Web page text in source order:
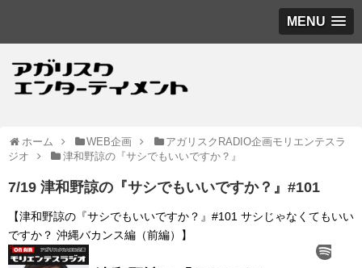
MENU
ホーム WEB企画
アガリスクRADIO企画モリエンテスラ
ジオ
津和野諒の『サシでもいいですか？』
7/19 津和野諒の『サシでもいいですか？』#101
【津和野諒の『サシでもいいですか？』#101 サシじゃなくてもいい
ですか？ 沖縄バカンス編（前編）】